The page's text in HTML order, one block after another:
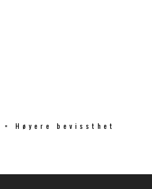
Høyere bevissthet